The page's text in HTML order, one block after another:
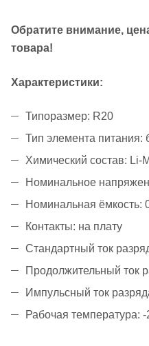
Обратите внимание,
товара!
Характеристики:
Типоразмер: R20
Тип элемента питания:
Химический состав: Li-
Номинальное
Номинальная ёмкость:
Контакты: на плату
Стандартный ток
Продолжительный ток
Импульсный ток
Рабочая температура: